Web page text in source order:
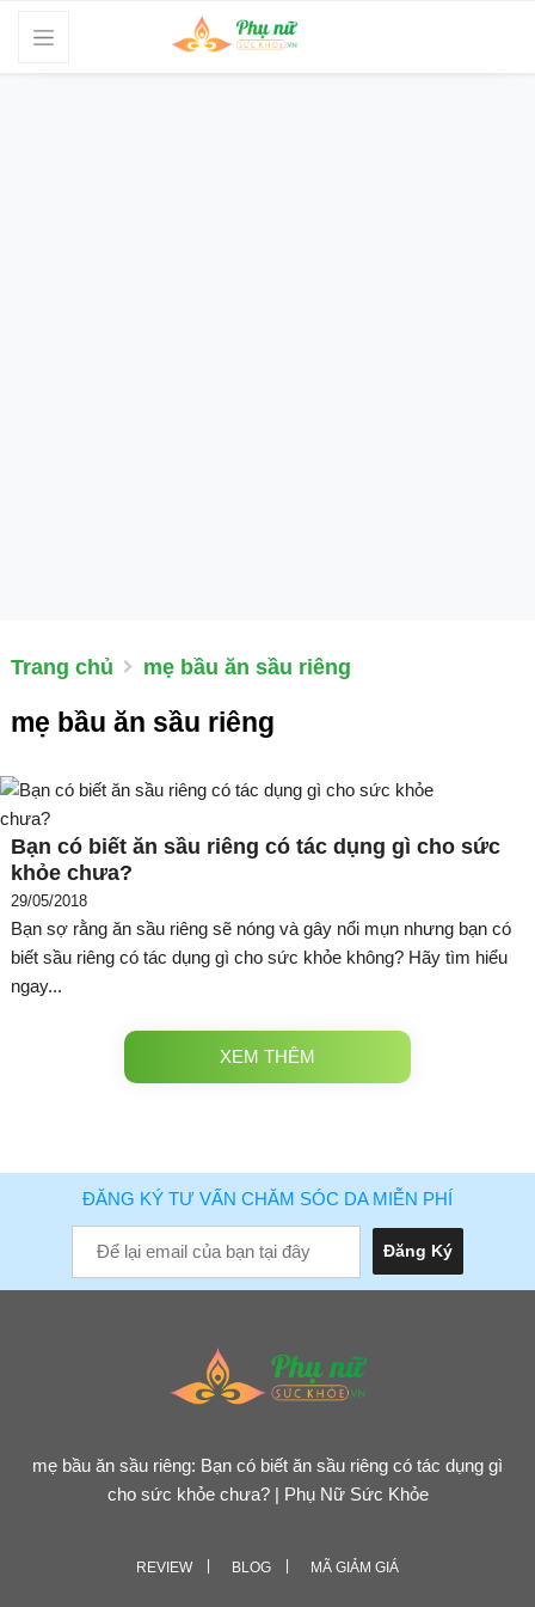
Trang chủ mẹ bầu ăn sầu riêng
mẹ bầu ăn sầu riêng
Bạn có biết ăn sầu riêng có tác dụng gì cho sức
khỏe chưa?
29/05/2018
Bạn sợ rằng ăn sầu riêng sẽ nóng và gây nổi mụn nhưng bạn có
biết sầu riêng có tác dụng gì cho sức khỏe không? Hãy tìm hiểu
ngay...
XEM THÊM
ĐĂNG KÝ TƯ VẤN CHĂM SÓC DA MIỄN PHÍ
mẹ bầu ăn sầu riêng: Bạn có biết ăn sầu riêng có tác dụng gì
cho sức khỏe chưa? | Phụ Nữ Sức Khỏe
REVIEW BLOG MÃ GIẢM GIÁ